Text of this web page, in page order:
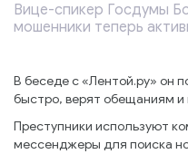
Вице-спикер Госдумы
мошенники теперь
В беседе с «Лентой.ру» он
быстро, верят обещаниям и
Преступники используют
мессенджеры для поиска